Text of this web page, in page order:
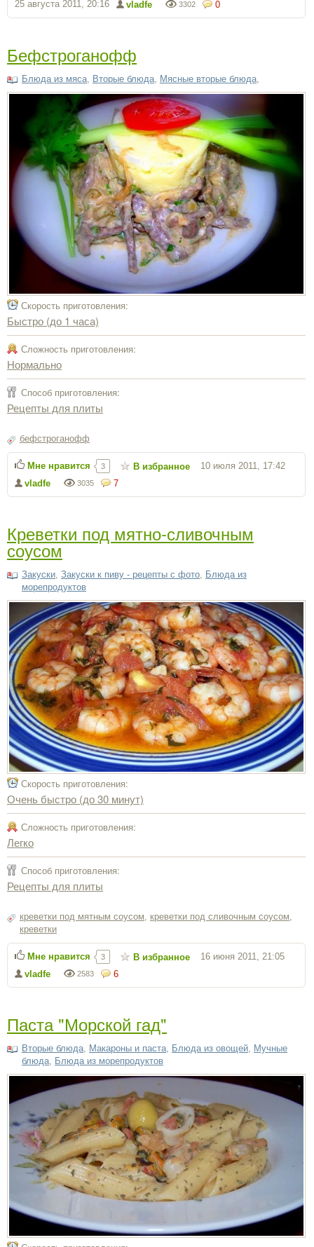
0
3302
vladfe
25 августа 2011, 20:16
Бефстроганофф
Блюда из мяса Вторые блюда Мясные вторые блюда
Скорость приготовления:
Быстро (до 1 часа)
Сложность приготовления:
Нормально
Способ приготовления:
Рецепты для плиты
бефстроганофф
7
3035
vladfe
10 июля 2011, 17:42
Мне нравится 3 В избранное
Креветки под мятно-сливочным
соусом
Закуски Закуски к пиву - рецепты с фото Блюда из
морепродуктов
Скорость приготовления:
Очень быстро (до 30 минут)
Сложность приготовления:
Легко
Способ приготовления:
Рецепты для плиты
креветки под мятным соусом креветки под сливочным соусом
креветки
6
2583
vladfe
16 июня 2011, 21:05
Мне нравится 3 В избранное
Паста "Морской гад"
Вторые блюда Макароны и паста Блюда из овощей Мучные
блюда Блюда из морепродуктов